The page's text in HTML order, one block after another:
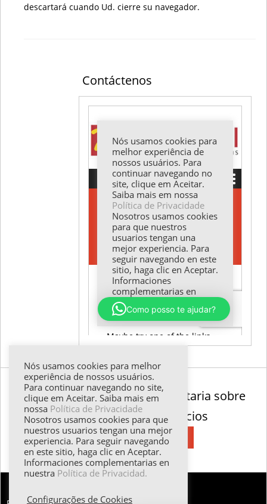
descartará cuando Ud. cierre su navegador.
Contáctenos
Para información complementaria sobre
nuestros cursos y servicios
Nós usamos cookies para melhor
experiência de nossos usuários.
Para continuar navegando no site,
clique em Aceitar. Saiba mais em
nossa Política de Privacidade
Nosotros usamos cookies para que
nuestros usuarios tengan una mejor
experiencia. Para seguir navegando
en este sitio, haga clic en Aceptar.
Informaciones complementarias en
nuestra Política de Privacidad.
Configurações de Cookies